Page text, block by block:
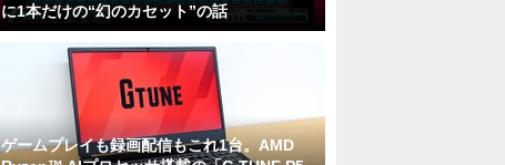
に1本だけの“幻のカセット”の話
ゲームプレイも録画配信もこれ1台。AMD